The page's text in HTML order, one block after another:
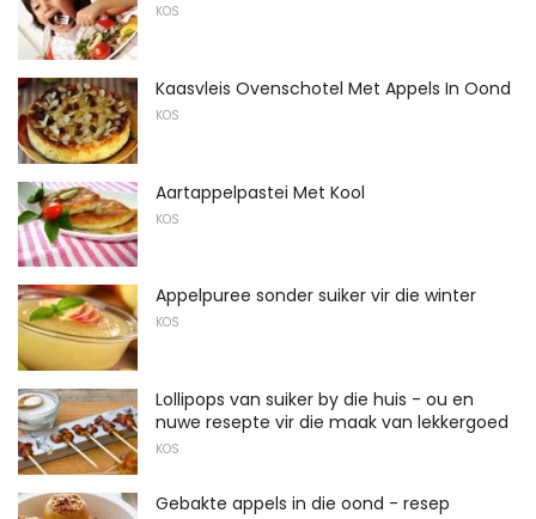
KOS
Kaasvleis Ovenschotel Met Appels In Oond
KOS
Aartappelpastei Met Kool
KOS
Appelpuree sonder suiker vir die winter
KOS
Lollipops van suiker by die huis - ou en
nuwe resepte vir die maak van lekkergoed
KOS
Gebakte appels in die oond - resep